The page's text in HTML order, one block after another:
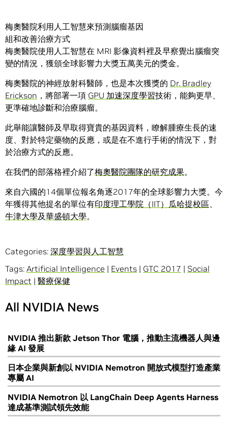
梅奧醫院利用人工智慧來預測腦瘤基因
組和改善治療方式
梅奧醫院使用人工智慧在 MRI 影像資料裡及早察覺出腦瘤突
變的情況，獲頒全球影響力大獎五萬美元的獎金。
梅奧醫院的神經放射科醫師，也是本次獲獎的 Dr. Bradley
Erickson ，將部署一項 GPU 加速深度學習技術，能夠更早、
更準確地診斷和治療腦瘤。
此舉能讓醫師及早取得寶貴的基因資料，瞭解腫療生長的速
度、對於特定藥物的反應，或是在不進行手術的情況下，對
於治療方式的反應。
在我們的部落格裡介紹了梅奧醫院團隊的研究成果。
來自六國的14個單位報名角逐2017年的全球影響力大獎。今
年獲得其他提名的單位有印度理工學院（IIT）瓜哈提校區、
牛津大學及華盛頓大學。
Categories: 深度學習與人工智慧
Tags: Artificial Intelligence | Events | GTC 2017 | Social
Impact | 醫療保健
All NVIDIA News
NVIDIA 推出新款 Jetson Thor 電腦，推動主流機器人與邊
緣 AI 發展
日本企業與新創以 NVIDIA Nemotron 開放式模型打造產業
專屬 AI
NVIDIA Nemotron 以 LangChain Deep Agents Harness
達成基準測試領先效能